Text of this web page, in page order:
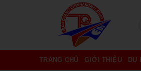
TRANG CHỦ GIỚI THIỆU DU